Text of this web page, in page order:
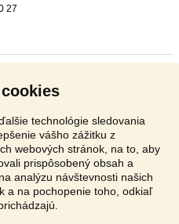
technológie sledovania
vášho zážitku z
webových stránok, na to, aby
prispôsobený obsah a
analýzu návštevnosti našich
a na pochopenie toho, odkiaľ
27
4 hra: Uncharted: The Lost
...
23
2 3 Ďalšia